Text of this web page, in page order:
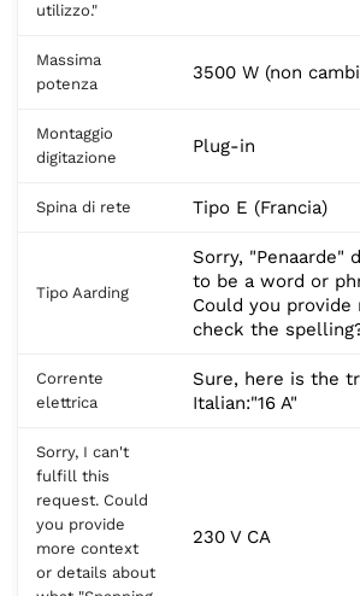
utilizzo."
Massima
potenza
3500 W (non
Montaggio
digitazione
Plug-in
Spina di rete Tipo E (Francia)
Tipo Aarding
Sorry, "Penaarde"
to be a word or
Could you
check the
Corrente
elettrica
Sure, here is the
Italian:"16 A"
Sorry, I can't
fulfill this
request. Could
you provide
more context
or details about
230 V CA